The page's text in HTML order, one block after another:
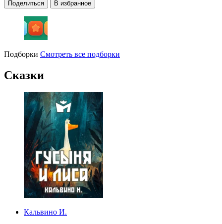
Поделиться В избранное
Подборки Смотреть все подборки
Сказки
Кальвино И.